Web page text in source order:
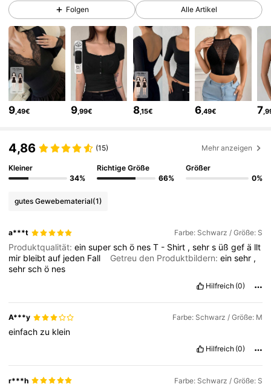
4,86 6.6M Follower
4,86 6.6M Follower
4,86 6.6M Follower
4,86 6.6M Follower
4,86 6.6M Follower
Folgen Alle Artikel
9,49€ 9,99€ 8,15€ 6,49€ 7
4,86 (15) Mehr anzeigen
Kleiner
34%
Richtige Größe
66%
Größer
0%
gutes Gewebematerial(1)
a***t Farbe: Schwarz / Größe: S
Produktqualität:einsuperschö nesT - Shirt ,sehrs üßgefä llt
mir bleibtauf jeden Fall Getreu den Produktbildern:einsehr ,
sehrschö nes
Hilfreich (0)
A***y Farbe: Schwarz / Größe: M
einfach zu klein
Hilfreich (0)
r***h Farbe: Schwarz / Größe: S